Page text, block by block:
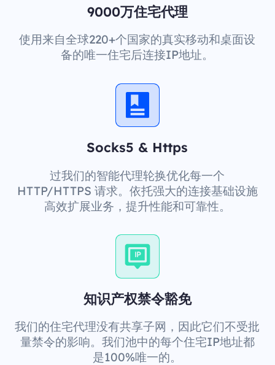
9000万住宅代理
使用来自全球220+个国家的真实移动和桌面设
备的唯一住宅后连接IP地址。
Socks5 & Https
过我们的智能代理轮换优化每一个
HTTP/HTTPS 请求。依托强大的连接基础设施
高效扩展业务，提升性能和可靠性。
知识产权禁令豁免
我们的住宅代理没有共享子网，因此它们不受批
量禁令的影响。我们池中的每个住宅IP地址都
是100%唯一的。